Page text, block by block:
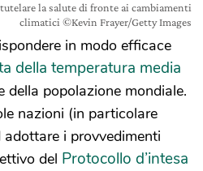
la salute di fronte ai cambiamenti
climatici ©Kevin Frayer/Getty Images
in modo efficace
della temperatura media
della popolazione mondiale.
nazioni (in particolare
i provvedimenti
del Protocollo d’intesa